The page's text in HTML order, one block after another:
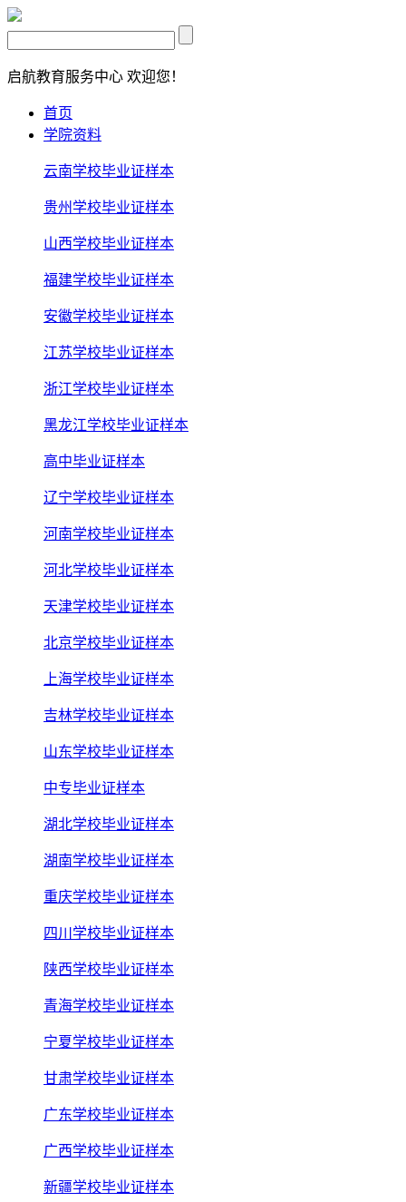
启航教育服务中心 欢迎您！
首页
学院资料
云南学校毕业证样本
贵州学校毕业证样本
山西学校毕业证样本
福建学校毕业证样本
安徽学校毕业证样本
江苏学校毕业证样本
浙江学校毕业证样本
黑龙江学校毕业证样本
高中毕业证样本
辽宁学校毕业证样本
河南学校毕业证样本
河北学校毕业证样本
天津学校毕业证样本
北京学校毕业证样本
上海学校毕业证样本
吉林学校毕业证样本
山东学校毕业证样本
中专毕业证样本
湖北学校毕业证样本
湖南学校毕业证样本
重庆学校毕业证样本
四川学校毕业证样本
陕西学校毕业证样本
青海学校毕业证样本
宁夏学校毕业证样本
甘肃学校毕业证样本
广东学校毕业证样本
广西学校毕业证样本
新疆学校毕业证样本